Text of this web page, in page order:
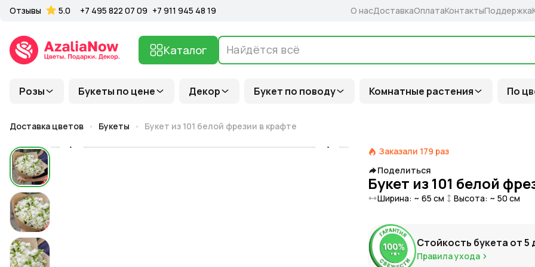
Розы Букеты по цене Декор Букет по поводу Комнатные растения По
Каталог
Отзывы 5.0 +7 495 822 07 09 +7 911 945 48 19 О насДоставкаОплатаКонтактыПоддержка
Доставка цветов Букеты Букет из 101 белой фрезии в крафте
Заказали 179 раз
Поделиться
Букет из 101 белой
Ширина: ~ 65 см Высота: ~ 50 см
Стойкость букета от5
Правила ухода